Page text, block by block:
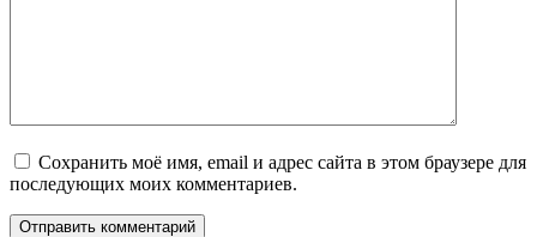
Сохранить моё имя, email и адрес сайта в этом браузере для
последующих моих комментариев.